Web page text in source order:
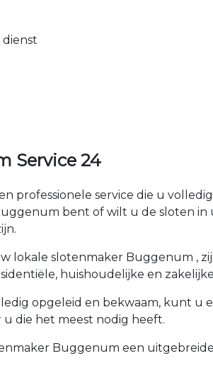
Service 24
professionele service die u
bent of wilt u de sloten in
lokale slotenmaker Buggenum
huishoudelijke en
opgeleid en bekwaam, kunt
die het meest nodig heeft.
Buggenum een